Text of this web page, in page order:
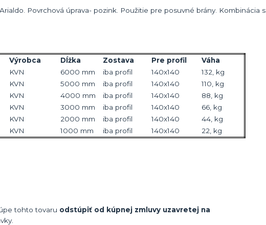
Povrchová úprava- pozink. Použitie pre posuvné brány. Kombinácia s
Výrobca Dĺžka Zostava Pre profil
Váha
KVN 6000 mm iba profil 140x140
132, kg
KVN 5000 mm iba profil 140x140
110, kg
KVN 4000 mm iba profil 140x140
88, kg
KVN 3000 mm iba profil 140x140
66, kg
KVN 2000 mm iba profil 140x140
44, kg
KVN 1000 mm iba profil 140x140 22, kg
tohto tovaru odstúpiť od kúpnej zmluvy uzavretej na